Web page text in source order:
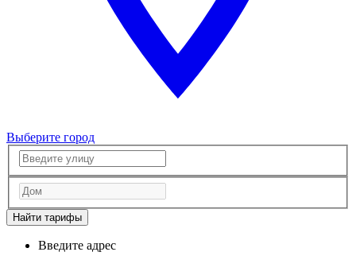
Выберите город
Найти тарифы
Введите адрес